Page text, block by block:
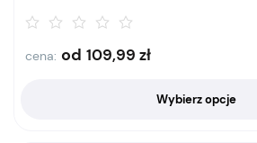
cena: od 109,99 zł
Wybierz opcje